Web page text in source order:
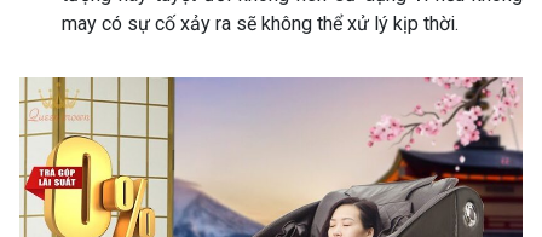
may có sự cố xảy ra sẽ không thể xử lý kịp thời.